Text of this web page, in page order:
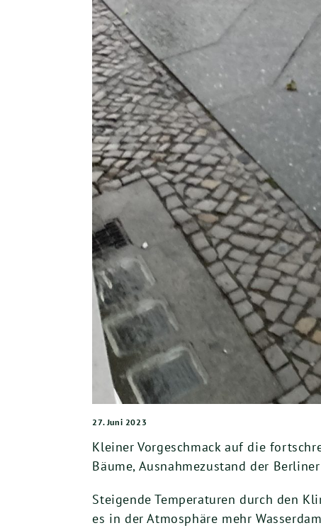
27. Juni 2023
Kleiner Vorgeschmack auf die
Bäume, Ausnahmezustand der
Steigende Temperaturen durch den
es in der Atmosphäre mehr